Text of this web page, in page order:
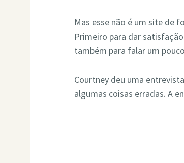
Mas esse não é um site de
Primeiro para dar
também para falar um
Courtney deu uma
algumas coisas erradas. A